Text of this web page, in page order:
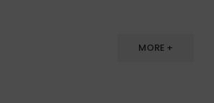
MORE +